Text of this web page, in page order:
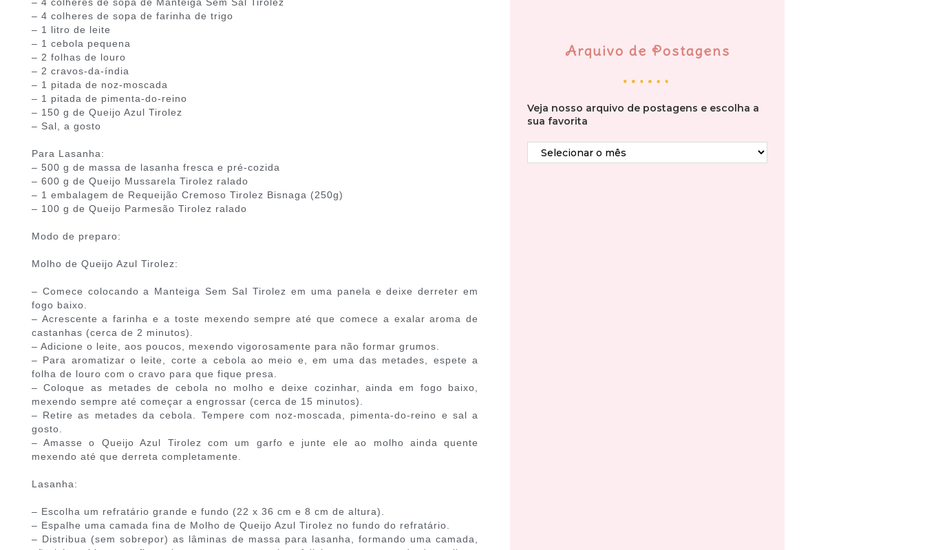
– 4 colheres de sopa de Manteiga Sem Sal Tirolez
– 4 colheres de sopa de farinha de trigo
– 1 litro de leite
– 1 cebola pequena
– 2 folhas de louro
– 2 cravos-da-índia
– 1 pitada de noz-moscada
– 1 pitada de pimenta-do-reino
– 150 g de Queijo Azul Tirolez
– Sal, a gosto
Para Lasanha:
– 500 g de massa de lasanha fresca e pré-cozida
– 600 g de Queijo Mussarela Tirolez ralado
– 1 embalagem de Requeijão Cremoso Tirolez Bisnaga (250g)
– 100 g de Queijo Parmesão Tirolez ralado
Modo de preparo:
Molho de Queijo Azul Tirolez:
– Comece colocando a Manteiga Sem Sal Tirolez em uma panela e deixe derreter em
fogo baixo.
– Acrescente a farinha e a toste mexendo sempre até que comece a exalar aroma de
castanhas (cerca de 2 minutos).
– Adicione o leite, aos poucos, mexendo vigorosamente para não formar grumos.
– Para aromatizar o leite, corte a cebola ao meio e, em uma das metades, espete a
folha de louro com o cravo para que fique presa.
– Coloque as metades de cebola no molho e deixe cozinhar, ainda em fogo baixo,
mexendo sempre até começar a engrossar (cerca de 15 minutos).
– Retire as metades da cebola. Tempere com noz-moscada, pimenta-do-reino e sal a
gosto.
– Amasse o Queijo Azul Tirolez com um garfo e junte ele ao molho ainda quente
mexendo até que derreta completamente.
Lasanha:
– Escolha um refratário grande e fundo (22 x 36 cm e 8 cm de altura).
– Espalhe uma camada fina de Molho de Queijo Azul Tirolez no fundo do refratário.
– Distribua (sem sobrepor) as lâminas de massa para lasanha, formando uma camada,
Arquivo de Postagens
Veja nosso arquivo de postagens e escolha a
sua favorita